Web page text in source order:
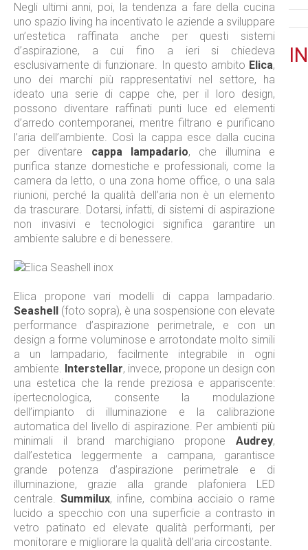
Negli ultimi anni, poi, la tendenza a fare della cucina
uno spazio living ha incentivato le aziende a sviluppare
un’estetica raffinata anche per questi sistemi
d’aspirazione, a cui fino a ieri si chiedeva
esclusivamente di funzionare. In questo ambito Elica,
uno dei marchi più rappresentativi nel settore, ha
ideato una serie di cappe che, per il loro design,
possono diventare raffinati punti luce ed elementi
d’arredo contemporanei, mentre filtrano e purificano
l’aria dell’ambiente. Così la cappa esce dalla cucina
per diventare cappa lampadario, che illumina e
purifica stanze domestiche e professionali, come la
camera da letto, o una zona home office, o una sala
riunioni, perché la qualità dell’aria non è un elemento
da trascurare. Dotarsi, infatti, di sistemi di aspirazione
non invasivi e tecnologici significa garantire un
ambiente salubre e di benessere.
Elica propone vari modelli di cappa lampadario.
Seashell (foto sopra), è una sospensione con elevate
performance d’aspirazione perimetrale, e con un
design a forme voluminose e arrotondate molto simili
a un lampadario, facilmente integrabile in ogni
ambiente. Interstellar, invece, propone un design con
una estetica che la rende preziosa e appariscente:
ipertecnologica, consente la modulazione
dell’impianto di illuminazione e la calibrazione
automatica del livello di aspirazione. Per ambienti più
minimali il brand marchigiano propone Audrey,
dall’estetica leggermente a campana, garantisce
grande potenza d’aspirazione perimetrale e di
illuminazione, grazie alla grande plafoniera LED
centrale.Summilux, infine, combina acciaio o rame
lucido a specchio con una superficie a contrasto in
vetro patinato ed elevate qualità performanti, per
monitorare e migliorare la qualità dell’aria circostante.
IN